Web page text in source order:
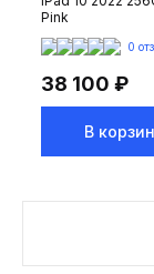
Pink
0
38 100 ₽
В